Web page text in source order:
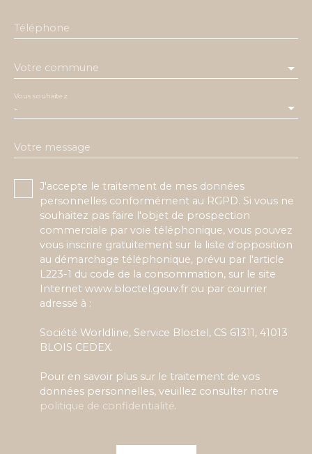
Téléphone
Votre commune
-
Vous souhaitez
Votre message
J'accepte le traitement de mes données
personnelles conformément au RGPD. Si vous ne
souhaitez pas faire l'objet de prospection
commerciale par voie téléphonique, vous pouvez
vous inscrire gratuitement sur la liste d'opposition
au démarchage téléphonique, prévu par l'article
L223-1 du code de la consommation, sur le site
Internet www.bloctel.gouv.fr ou par courrier
adressé à :
Société Worldline, Service Bloctel, CS 61311, 41013
BLOIS CEDEX.
Pour en savoir plus sur le traitement de vos
données personnelles, veuillez consulter notre
politique de confidentialité.